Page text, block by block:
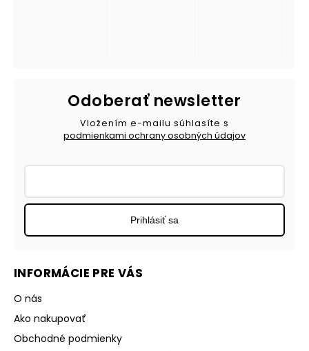
INFORMÁCIE PRE VÁS
O nás
Ako nakupovať
Obchodné podmienky
Odoberať newsletter
Vložením e-mailu súhlasíte s
podmienkami ochrany osobných údajov
Prihlásiť sa